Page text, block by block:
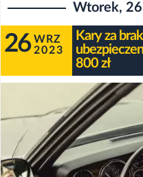
Wtorek,
26 WRZ
2023
Kary za
800 zł